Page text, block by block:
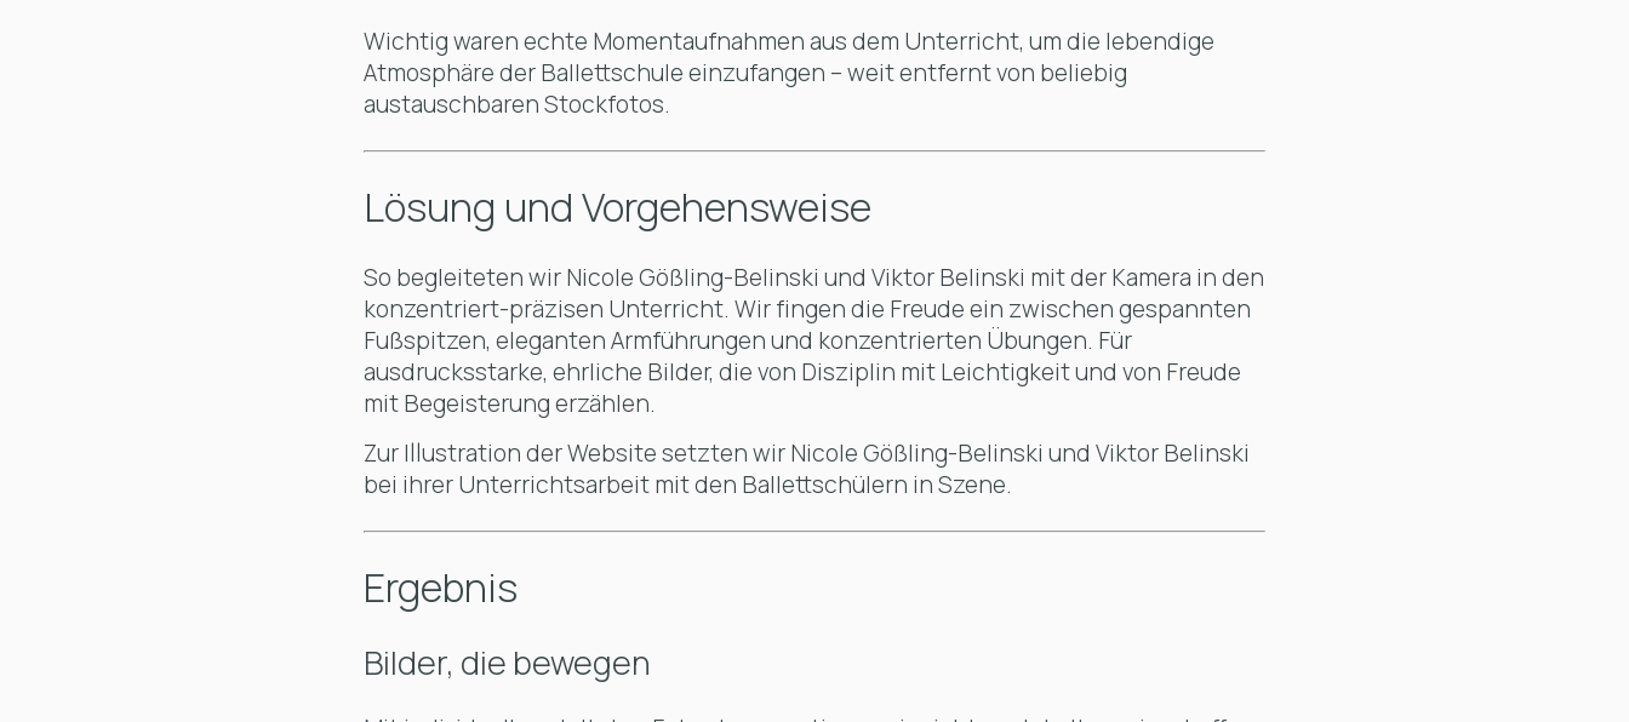
Wichtig waren echte Momentaufnahmen aus dem Unterricht, um die lebendige
Atmosphäre der Ballettschule einzufangen – weit entfernt von beliebig
austauschbaren Stockfotos.
Lösung und Vorgehensweise
So begleiteten wir Nicole Gößling-Belinski und Viktor Belinski mit der Kamera in den
konzentriert-präzisen Unterricht. Wir fingen die Freude ein zwischen gespannten
Fußspitzen, eleganten Armführungen und konzentrierten Übungen. Für
ausdrucksstarke, ehrliche Bilder, die von Disziplin mit Leichtigkeit und von Freude
mit Begeisterung erzählen.
Zur Illustration der Website setzten wir Nicole Gößling-Belinski und Viktor Belinski
bei ihrer Unterrichtsarbeit mit den Ballettschülern in Szene.
Ergebnis
Bilder, die bewegen